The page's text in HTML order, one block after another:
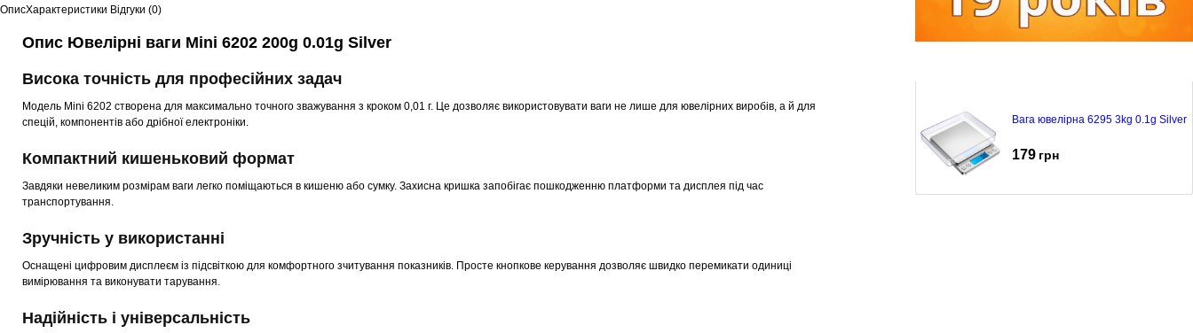
Вага ювелірна 6295 3kg 0.1g Silver
179 грн
ОписХарактеристики Відгуки (0)
Опис Ювелірні ваги Mini 6202 200g 0.01g Silver
Висока точність для професійних задач
Модель Mini 6202 створена для максимально точного зважування з кроком 0,01 г. Це дозволяє використовувати ваги не лише для ювелірних виробів, а й для
спецій, компонентів або дрібної електроніки.
Компактний кишеньковий формат
Завдяки невеликим розмірам ваги легко поміщаються в кишеню або сумку. Захисна кришка запобігає пошкодженню платформи та дисплея під час
транспортування.
Зручність у використанні
Оснащені цифровим дисплеєм із підсвіткою для комфортного зчитування показників. Просте кнопкове керування дозволяє швидко перемикати одиниці
вимірювання та виконувати тарування.
Надійність і універсальність